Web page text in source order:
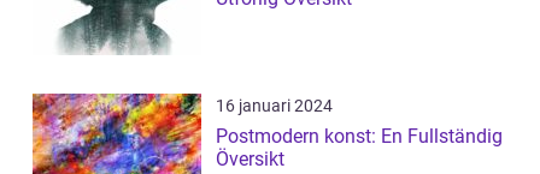
16 januari 2024
Postmodern konst: En Fullständig
Översikt